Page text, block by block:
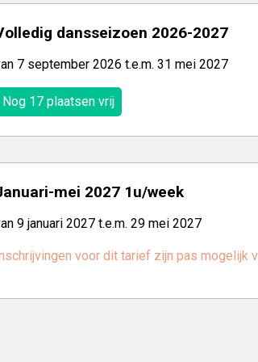
dansseizoen 2026-2027
7 september 2026 t.e.m. 31 mei 2027
Nog 17 plaatsen vrij
mei 2027 1u/week
9 januari 2027 t.e.m. 29 mei 2027
voor dit tarief zijn pas mogelijk